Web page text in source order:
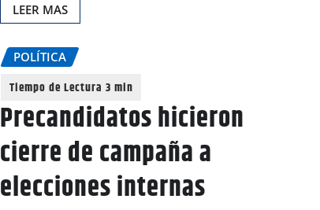
LEER MAS
POLÍTICA
Precandidatos hicieron
cierre de campaña a
elecciones internas